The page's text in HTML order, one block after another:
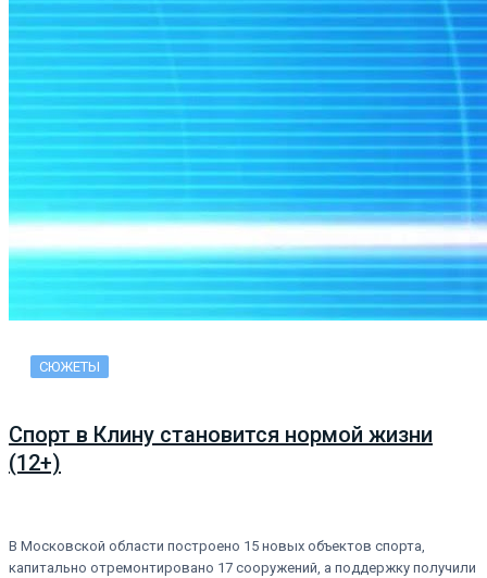
СЮЖЕТЫ
Спорт в Клину становится нормой жизни
(12+)
В Московской области построено 15 новых объектов спорта,
капитально отремонтировано 17 сооружений, а поддержку получили